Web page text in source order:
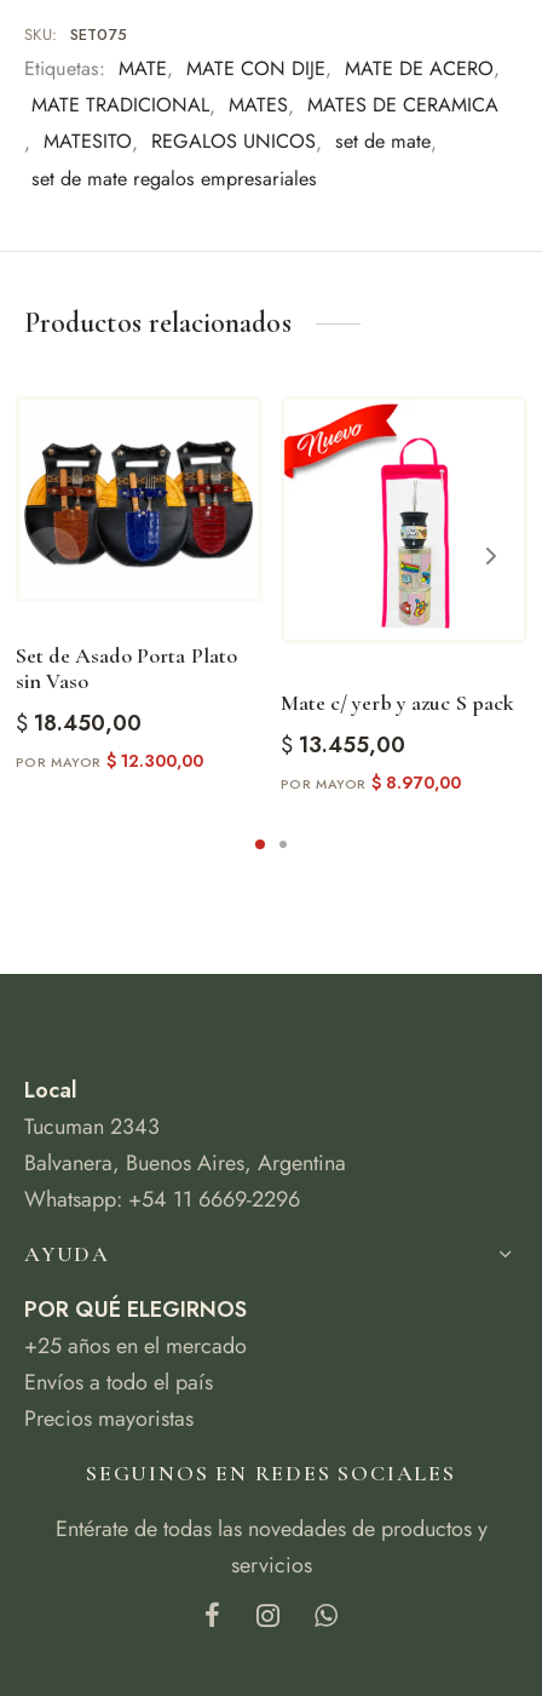
Regalo empresarial
Uso personal
Eventos especiales
Amantes del mate
Una pieza pensada para quienes valoran los detalles y la
tradición.
SKU: SET075
Etiquetas: MATE, MATE CON DIJE, MATE DE ACERO,
MATE TRADICIONAL, MATES, MATES DE CERAMICA
, MATESITO, REGALOS UNICOS, set de mate,
set de mate regalos empresariales
Productos relacionados
Set de Asado Porta Plato
sin Vaso
$18.450,00
$12.300,00
Mate c/ yerb y azuc S pack
$13.455,00
$8.970,00
Local
Tucuman 2343
Balvanera, Buenos Aires, Argentina
Whatsapp: +54 11 6669-2296
AYUDA
POR QUÉ ELEGIRNOS
+25 años en el mercado
Envíos a todo el país
Precios mayoristas
SEGUINOS EN REDES SOCIALES
Entérate de todas las novedades de productos y
servicios